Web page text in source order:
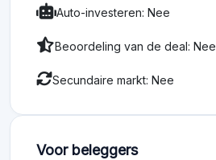
Auto-investeren: Nee
Beoordeling van de deal: Nee
Secundaire markt: Nee
Voor beleggers